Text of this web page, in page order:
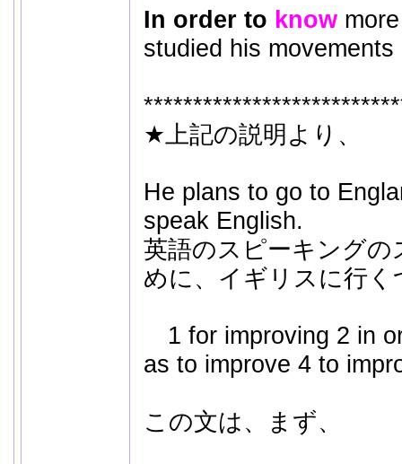
In order to knowmore
studied his movements
★上記の説明より、
He plans to go to
speak English.
英語のスピーキング
めに、イギリスに行く
1 for improving 2 in
as to improve 4 to
この文は、まず、